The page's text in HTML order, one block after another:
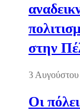
στην
3
Οι